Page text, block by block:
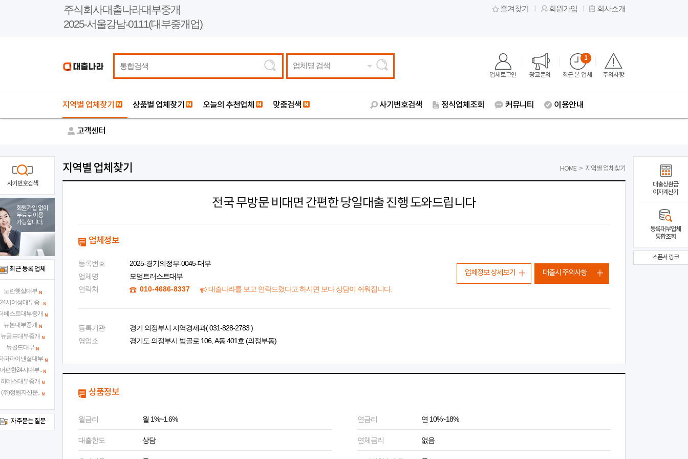
주식회사대출나라대부중개
2025-서울강남-0111(대부중개업)
즐겨찾기 회원가입 회사소개
업체명 검색
업체로그인 광고문의 최근 본 업체
1
주의사항
지역별 업체찾기 상품별 업체찾기 오늘의 추천업체 맞춤검색 사기번호검색 정식업체조회 커뮤니티 이용안내
고객센터
지역별 업체찾기 HOME > 지역별 업체찾기
전국 무방문 비대면 간편한 당일대출 진행 도와드립니다
업체정보
등록번호
2025-경기의정부-0045-대부
업체명
모범트러스트대부
연락처
010-4686-8337 대출나라를 보고 연락드렸다고 하시면 보다 상담이 쉬워집니다.
등록기관
경기 의정부시 지역경제과( 031-828-2783 )
영업소
경기도 의정부시 범골로 106, A동 401호 (의정부동)
업체정보 상세보기 대출시 주의사항
상품정보
월금리 월 1%~1.6% 연금리 연 10%~18%
대출한도 상담 연체금리 없음
사기번호검색
회원가입 없이
무료로 이용
가능합니다.
최근 등록 업체
노란햇살대부
시여성대부중..
베스트대부중개
뉴본대부중개
뉴골드대부중개
뉴골드대부
파파이낸셜대부
편한24시대부..
하데스대부중개
(주)정원자산운..
자주묻는 질문
대출상환금
이자계산기
등록대부업체
통합조회
스폰서 링크